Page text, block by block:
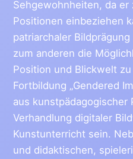
Sehgewohnheiten, da
Positionen einbeziehen
patriarchaler
zum anderen die
Position und Blickwelt
Fortbildung „Gendered
aus kunstpädagogischer
Verhandlung digitaler
Kunstunterricht sein.
und didaktischen,